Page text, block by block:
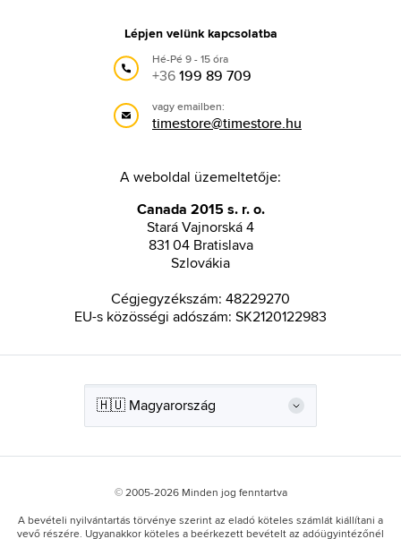
Lépjen velünk kapcsolatba
Hé-Pé 9 - 15 óra
+36199 89 709
vagy emailben:
timestore@timestore.hu
A weboldal üzemeltetője:
Canada 2015 s. r. o.
Stará Vajnorská 4
831 04 Bratislava
Szlovákia
Cégjegyzékszám: 48229270
EU-s közösségi adószám: SK2120122983
© 2005-2026 Minden jog fenntartva
A bevételi nyilvántartás törvénye szerint az eladó köteles számlát kiállítani a
vevő részére. Ugyanakkor köteles a beérkezett bevételt az adóügyintézőnél